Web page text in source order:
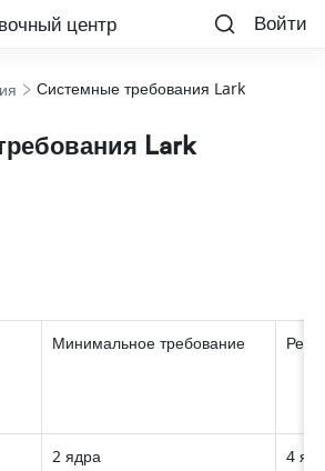
центр Войти
Системные требования Lark
Lark
Минимальное требование
2 ядра 4